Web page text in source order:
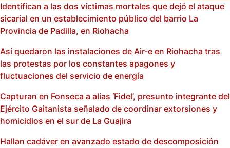
Identifican a las dos víctimas mortales que dejó el ataque
sicarial en un establecimiento público del barrio La
Provincia de Padilla, en Riohacha
Así quedaron las instalaciones de Air-e en Riohacha tras
las protestas por los constantes apagones y
fluctuaciones del servicio de energía
Capturan en Fonseca a alias ‘Fidel’, presunto integrante del
Ejército Gaitanista señalado de coordinar extorsiones y
homicidios en el sur de La Guajira
Hallan cadáver en avanzado estado de descomposición